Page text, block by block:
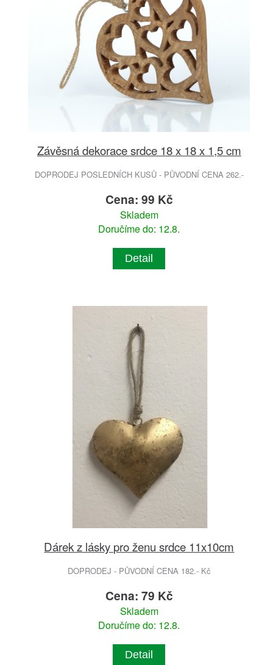
Závěsná dekorace srdce 18 x 18 x 1,5 cm
DOPRODEJ POSLEDNÍCH KUSŮ - PŮVODNÍ CENA 262.-
Cena: 99 Kč
Skladem
Doručíme do: 12.8.
Detail
Dárek z lásky pro ženu srdce 11x10cm
DOPRODEJ - PŮVODNÍ CENA 182.- Kč
Cena: 79 Kč
Skladem
Doručíme do: 12.8.
Detail